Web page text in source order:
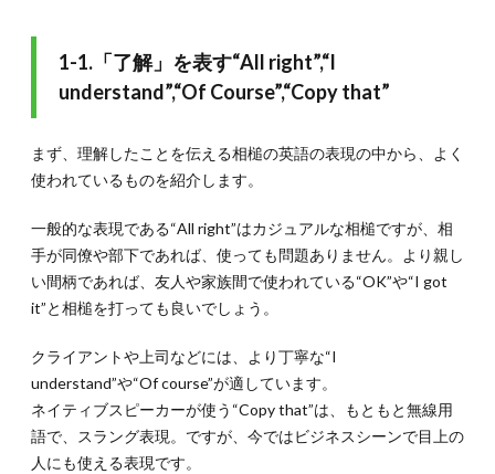
を表
す“Is
that
1.6.
1-
6.ちょっ
と考えた
の“Hmm”
1.7.
1-6.別
意見を
は“I
hear
you”が
便利
1.8.
1-1.「了解」を表す“All right”,“I
understand”,“Of Course”,“Copy that”
まず、理解したことを伝える相槌の英語の表現の中から、よく
使われているものを紹介します。
一般的な表現である“All right”はカジュアルな相槌ですが、相
手が同僚や部下であれば、使っても問題ありません。より親し
い間柄であれば、友人や家族間で使われている“OK”や“I got
it”と相槌を打っても良いでしょう。
クライアントや上司などには、より丁寧な“I
understand”や“Of course”が適しています。
ネイティブスピーカーが使う“Copy that”は、もともと無線用
語で、スラング表現。ですが、今ではビジネスシーンで目上の
人にも使える表現です。